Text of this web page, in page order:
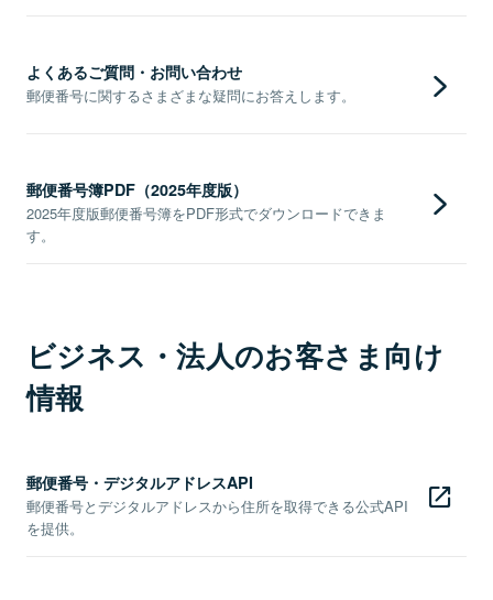
よくあるご質問・お問い合わせ
郵便番号に関するさまざまな疑問にお答えします。
郵便番号簿PDF（2025年度版）
2025年度版郵便番号簿をPDF形式でダウンロードできま
す。
ビジネス・法人のお客さま向け
情報
郵便番号・デジタルアドレスAPI
郵便番号とデジタルアドレスから住所を取得できる公式API
を提供。